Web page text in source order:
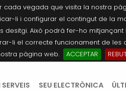
vegada que visita la nostra
li i configurar el contingut de la
Això podrà fer-ho
li el correcte funcionament de
pàgina web.
ACCEPTAR
SERVEIS SEU ELECTRÒNICA